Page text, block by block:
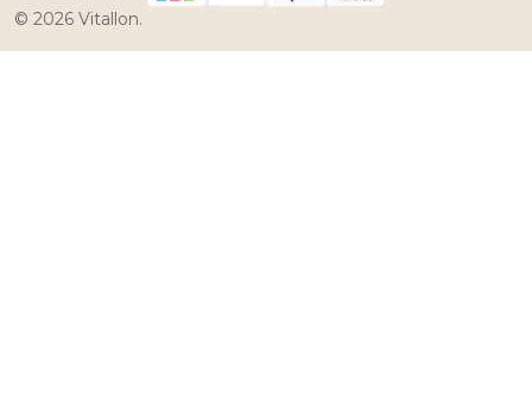
© 2026 Vitallon.